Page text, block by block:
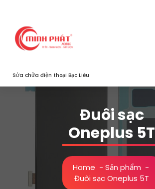
content
Sửa chữa điện thoại Bạc Liêu
Đuôi sạc
Oneplus 5T
Home - Sản phẩm -
Đuôi sạc Oneplus 5T